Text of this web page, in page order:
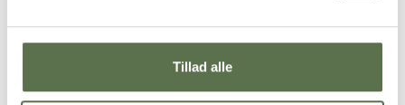
Tillad alle